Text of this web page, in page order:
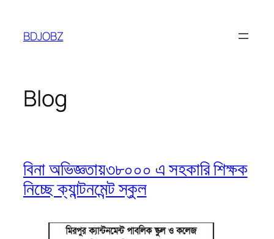
content
BDJOBZ
Blog
বিনা অভিজ্ঞতায়৩৮০০০ এ সহকারি শিক্ষক
নিচ্ছে ক্যান্টনমেন্ট স্কুল